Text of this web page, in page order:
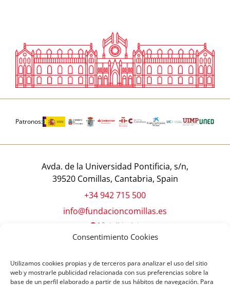
Consentimiento Cookies
Utilizamos cookies propias y de terceros para analizar el uso del sitio
web y mostrarle publicidad relacionada con sus preferencias sobre la
base de un perfil elaborado a partir de sus hábitos de navegación. Para
Patronos:
Avda. de la Universidad Pontificia, s/n,
39520 Comillas, Cantabria, Spain
+34 942 715 500
info@fundacioncomillas.es